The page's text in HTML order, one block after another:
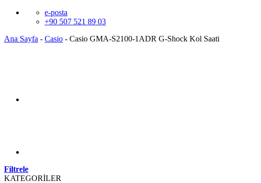
e-posta
+90 507 521 89 03
Ana Sayfa - Casio - Casio GMA-S2100-1ADR G-Shock Kol Saati
Filtrele
KATEGORİLER